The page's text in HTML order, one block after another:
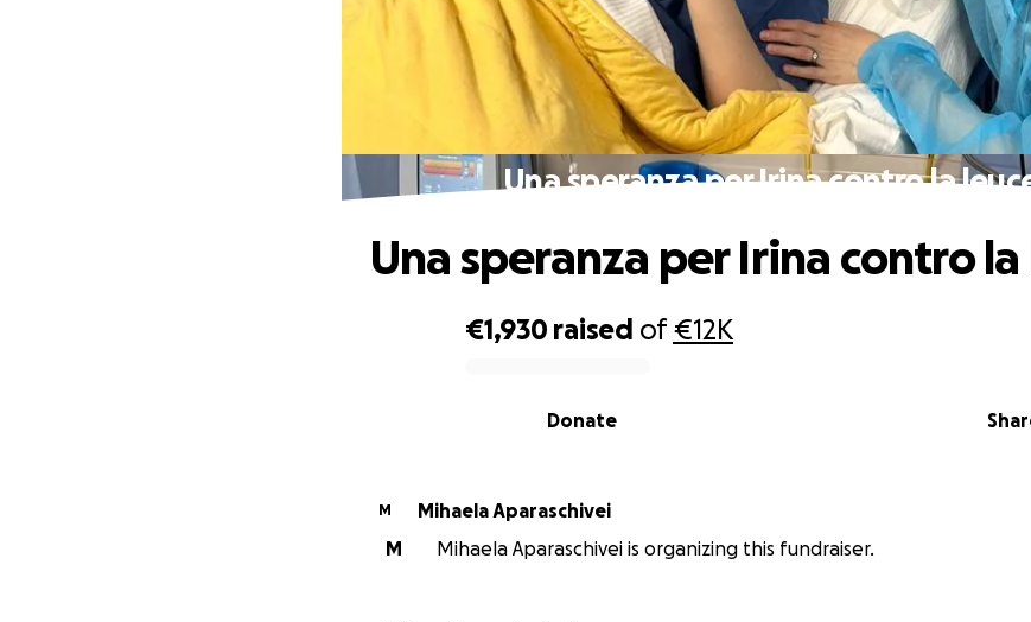
Una speranza per Irina contro la
€1,930 raised of€12K
Donate
Una speranza per Irina contro
M
Mihaela Aparaschivei
M
Mihaela Aparaschivei is organizing this fundraiser.